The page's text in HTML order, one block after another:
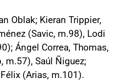
Oblak; Kieran Trippier,
(Savic, m.98), Lodi
Ángel Correa, Thomas,
m.57), Saúl Ñiguez;
(Arias, m.101).